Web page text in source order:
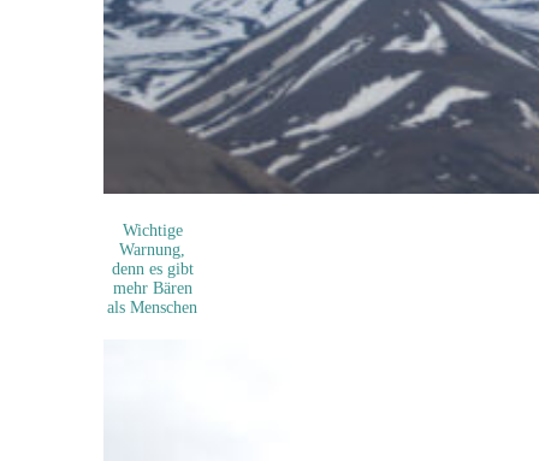
Wichtige
Warnung,
denn es gibt
mehr Bären
als Menschen